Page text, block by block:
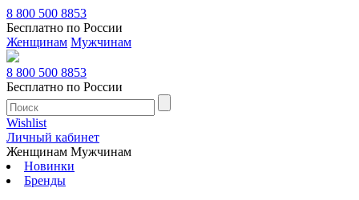
8 800 500 8853
Бесплатно по России
Женщинам Мужчинам
8 800 500 8853
Бесплатно по России
Wishlist
Личный кабинет
Женщинам Мужчинам
Новинки
Бренды